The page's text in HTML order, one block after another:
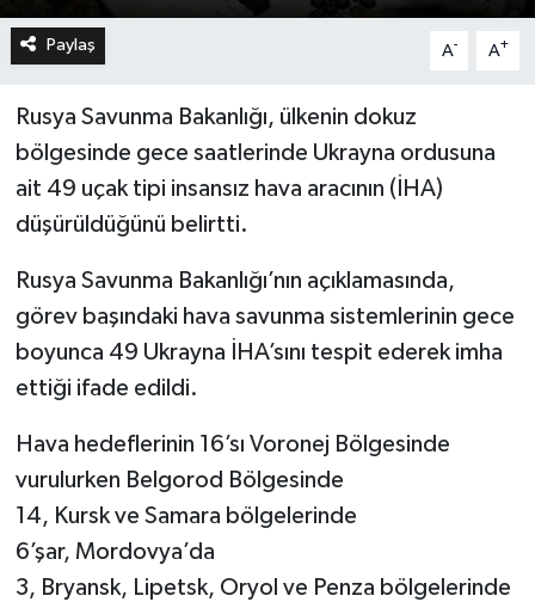
Paylaş A- A+
Rusya Savunma Bakanlığı, ülkenin dokuz
bölgesinde gece saatlerinde Ukrayna ordusuna
ait 49 uçak tipi insansız hava aracının (İHA)
düşürüldüğünü belirtti.
Rusya Savunma Bakanlığı’nın açıklamasında,
görev başındaki hava savunma sistemlerinin gece
boyunca 49 Ukrayna İHA’sını tespit ederek imha
ettiği ifade edildi.
Hava hedeflerinin 16’sı Voronej Bölgesinde
vurulurken Belgorod Bölgesinde
14, Kursk ve Samara bölgelerinde
6’şar, Mordovya’da
3, Bryansk, Lipetsk, Oryol ve Penza bölgelerinde